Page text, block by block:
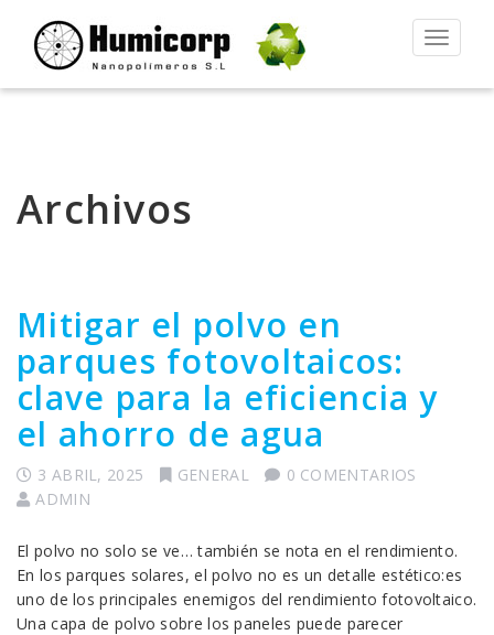
Alternar
Archivos
Mitigar el polvo en
parques fotovoltaicos:
clave para la eficiencia y
el ahorro de agua
3 ABRIL, 2025 GENERAL
0 COMENTARIOS
ADMIN
El polvo no solo se ve… también se nota en el rendimiento.
En los parques solares, el polvo no es un detalle estético:es
uno de los principales enemigos del rendimiento fotovoltaico.
Una capa de polvo sobre los paneles puede parecer